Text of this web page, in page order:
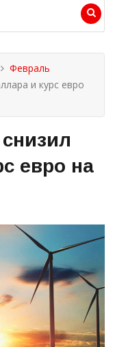
Февраль
и курс евро
евро на